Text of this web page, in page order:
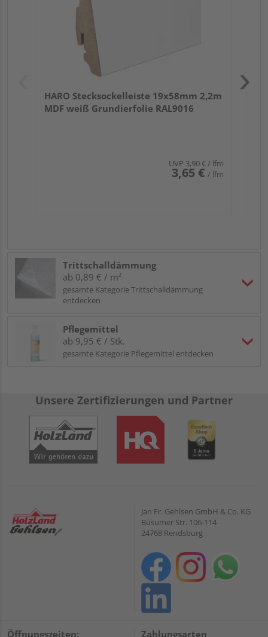
HARO Stecksockelleiste 19x58mm 2,2m
MDF weiß Grundierfolie RAL9016
UVP 3,90 €/ lfm
3,65 € / lfm
Trittschalldämmung
ab 0,89 € / m²
gesamte Kategorie Trittschalldämmung
entdecken
Pflegemittel
ab 9,95 € / Stk.
gesamte Kategorie Pflegemittel entdecken
Unsere Zertifizierungen und Partner
Jan Fr. Gehlsen GmbH & Co. KG
Büsumer Str. 106-114
24768 Rendsburg
Öffnungszeiten: Zahlungsarten